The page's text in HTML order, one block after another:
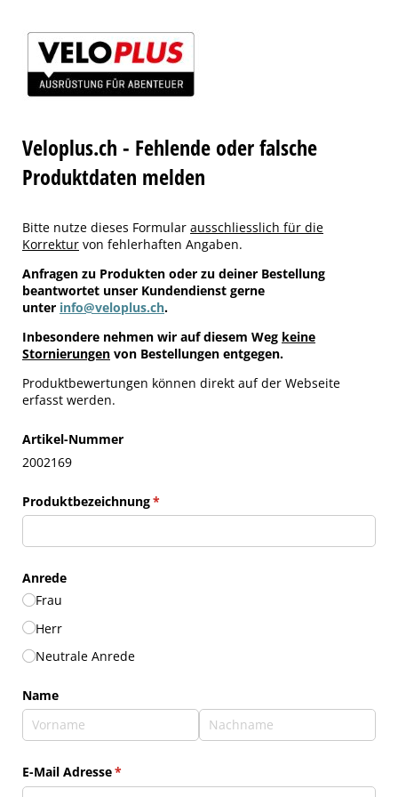
Veloplus.ch - Fehlende oder falsche
Produktdaten melden
Bitte nutze dieses Formular ausschliesslich für die
Korrektur von fehlerhaften Angaben.
Anfragen zu Produkten oder zu deiner Bestellung
beantwortet unser Kundendienst gerne
unter info@veloplus.ch.
Inbesondere nehmen wir auf diesem Weg keine
Stornierungen von Bestellungen entgegen.
Produktbewertungen können direkt auf der Webseite
erfasst werden.
Artikel-Nummer
2002169
Produktbezeichnung*
(erforderlich)
Anrede
Frau
Herr
Neutrale Anrede
Name
E-Mail Adresse*
(erforderlich)